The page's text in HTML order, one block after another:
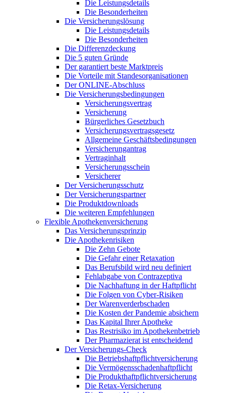
Die Leistungsdetails
Die Besonderheiten
Die Versicherungslösung
Die Leistungsdetails
Die Besonderheiten
Die Differenzdeckung
Die 5 guten Gründe
Der garantiert beste Marktpreis
Die Vorteile mit Standesorganisationen
Der ONLINE-Abschluss
Die Versicherungsbedingungen
Versicherungsvertrag
Versicherung
Bürgerliches Gesetzbuch
Versicherungsvertragsgesetz
Allgemeine Geschäftsbedingungen
Versicherungantrag
Vertraginhalt
Versicherungsschein
Versicherer
Der Versicherungsschutz
Der Versicherungspartner
Die Produktdownloads
Die weiteren Empfehlungen
Flexible Apothekenversicherung
Das Versicherungsprinzip
Die Apothekenrisiken
Die Zehn Gebote
Die Gefahr einer Retaxation
Das Berufsbild wird neu definiert
Fehlabgabe von Contrazeptiva
Die Nachhaftung in der Haftpflicht
Die Folgen von Cyber-Risiken
Der Warenverderbschaden
Die Kosten der Pandemie absichern
Das Kapital Ihrer Apotheke
Das Restrisiko im Apothekenbetrieb
Der Pharmazierat ist entscheidend
Der Versicherungs-Check
Die Betriebshaftpflichtversicherung
Die Vermögensschadenhaftpflicht
Die Produkthaftpflichtversicherung
Die Retax-Versicherung